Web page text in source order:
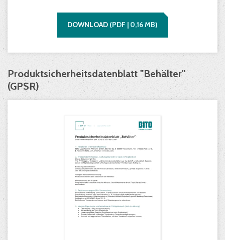
DOWNLOAD (PDF | 0,16MB)
Produktsicherheitsdatenblatt "Behälter"
(GPSR)